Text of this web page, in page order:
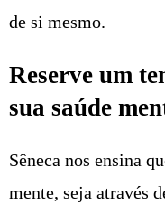
de si mesmo.
Reserve um
sua saúde
Sêneca nos ensina
mente, seja através